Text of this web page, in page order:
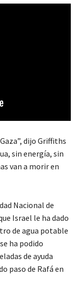
dijo Griffiths
sin energía, sin
van a morir en
Nacional de
Israel le ha dado
de agua potable
ha podido
de ayuda
paso de Rafá en